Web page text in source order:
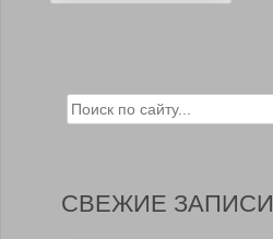
Search for:
СВЕЖИЕ ЗАПИСИ